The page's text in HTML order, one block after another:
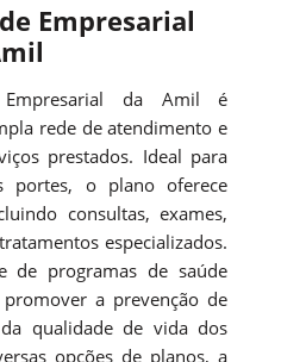
Empresarial
da Amil é
rede de atendimento e
prestados. Ideal para
portes, o plano oferece
consultas, exames,
especializados.
de programas de saúde
a prevenção de
qualidade de vida dos
opções de planos, a